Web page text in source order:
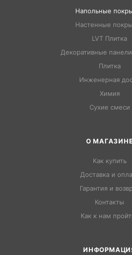
Напольные
Настенные
LVT Плитка
Декоративные
Плитка
Инженерная
Химия
Сухие смеси
О
Как купить
Доставка и
Гарантия и
Контакты
Как к нам